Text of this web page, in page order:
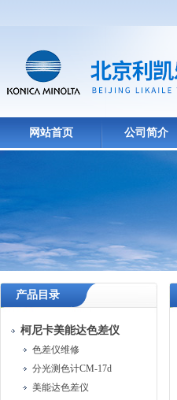
网站首页 公司简介
产品目录
柯尼卡美能达色差仪
色差仪维修
分光测色计CM-17d
美能达色差仪